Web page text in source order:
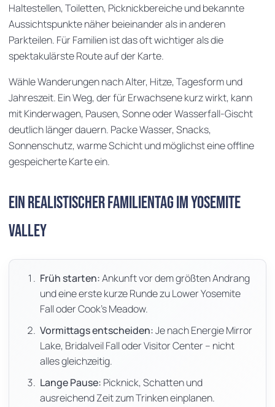
Haltestellen, Toiletten, Picknickbereiche und bekannte
Aussichtspunkte näher beieinander als in anderen
Parkteilen. Für Familien ist das oft wichtiger als die
spektakulärste Route auf der Karte.
Wähle Wanderungen nach Alter, Hitze, Tagesform und
Jahreszeit. Ein Weg, der für Erwachsene kurz wirkt, kann
mit Kinderwagen, Pausen, Sonne oder Wasserfall-Gischt
deutlich länger dauern. Packe Wasser, Snacks,
Sonnenschutz, warme Schicht und möglichst eine offline
gespeicherte Karte ein.
Ein realistischer Familientag im Yosemite
Valley
Früh starten:Ankunft vor dem größten Andrang
und eine erste kurze Runde zu Lower Yosemite
Fall oder Cook's Meadow.
Vormittags entscheiden:Je nach Energie Mirror
Lake, Bridalveil Fall oder Visitor Center – nicht
alles gleichzeitig.
Lange Pause: Picknick, Schatten und
ausreichend Zeit zum Trinken einplanen.